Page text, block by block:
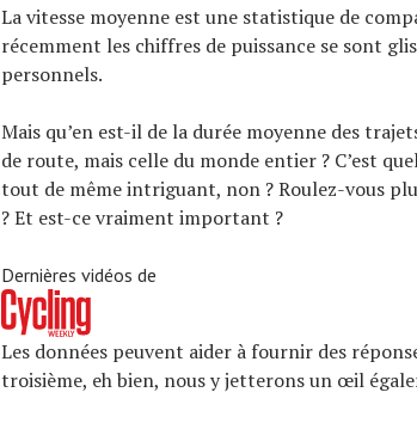
La vitesse moyenne est une statistique de
récemment les chiffres de puissance se sont
personnels.
Mais qu’en est-il de la durée moyenne des
de route, mais celle du monde entier ? C’est
tout de même intriguant, non ? Roulez-vous
? Et est-ce vraiment important ?
Dernières vidéos de
Les données peuvent aider à fournir des
troisième, eh bien, nous y jetterons un œil